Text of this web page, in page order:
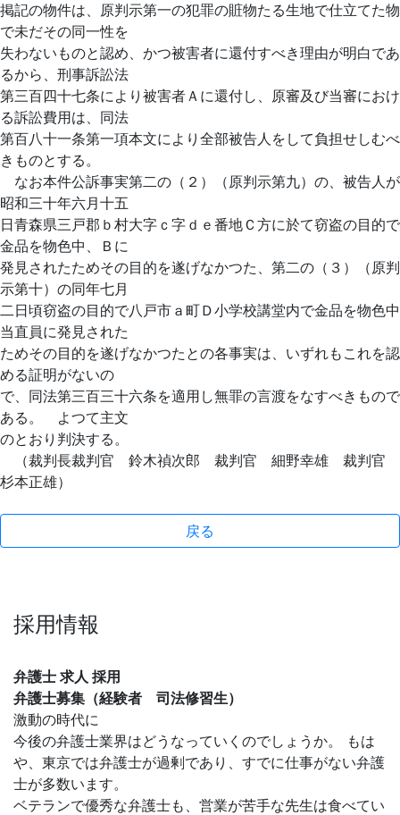
掲記の物件は、原判示第一の犯罪の賍物たる生地で仕立てた物
で未だその同一性を
失わないものと認め、かつ被害者に還付すべき理由が明白であ
るから、刑事訴訟法
第三百四十七条により被害者Ａに還付し、原審及び当審におけ
る訴訟費用は、同法
第百八十一条第一項本文により全部被告人をして負担せしむべ
きものとする。
なお本件公訴事実第二の（２）（原判示第九）の、被告人が
昭和三十年六月十五
日青森県三戸郡ｂ村大字ｃ字ｄｅ番地Ｃ方に於て窃盗の目的で
金品を物色中、Ｂに
発見されたためその目的を遂げなかつた、第二の（３）（原判
示第十）の同年七月
二日頃窃盗の目的で八戸市ａ町Ｄ小学校講堂内で金品を物色中
当直員に発見された
ためその目的を遂げなかつたとの各事実は、いずれもこれを認
める証明がないの
で、同法第三百三十六条を適用し無罪の言渡をなすべきもので
ある。 よつて主文
のとおり判決する。
（裁判長裁判官 鈴木禎次郎 裁判官 細野幸雄 裁判官
杉本正雄）
戻る
採用情報
弁護士 求人 採用
弁護士募集（経験者 司法修習生）
激動の時代に
今後の弁護士業界はどうなっていくのでしょうか。 もは
や、東京では弁護士が過剰であり、すでに仕事がない弁護
士が多数います。
ベテランで優秀な弁護士も、営業が苦手な先生は食べてい